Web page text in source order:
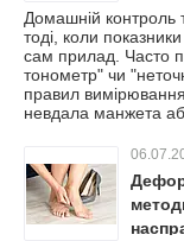
Домашній контроль
тоді, коли
сам прилад. Часто
тонометр" чи
правил
невдала манжета